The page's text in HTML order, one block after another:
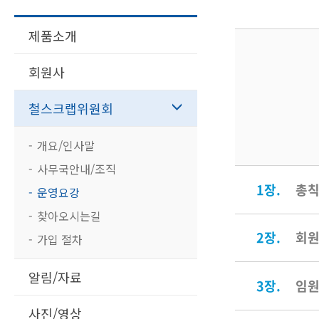
제품소개
회원사
철스크랩위원회
개요/인사말
사무국안내/조직
운영요강
찾아오시는길
가입 절차
알림/자료
사진/영상
1장. 총칙
2장. 회원
3장. 임원